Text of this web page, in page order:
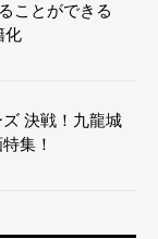
ことができる
化
ズ 決戦！九龍城
集！